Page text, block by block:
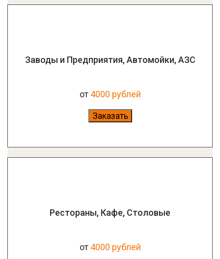
Заводы и Предприятия, Автомойки, АЗС
от 4000 рублей
Заказать
Рестораны, Кафе, Столовые
от 4000 рублей